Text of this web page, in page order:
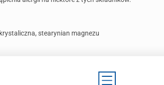
stearynian magnezu